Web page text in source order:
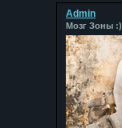
Admin
Мозг Зоны :)